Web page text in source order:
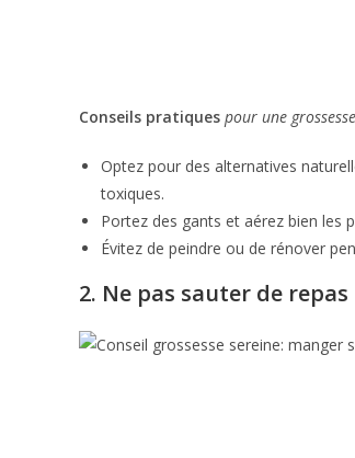
Conseils pratiques pour une
Optez pour des alternatives
toxiques.
Portez des gants et aérez bien les
Évitez de peindre ou de rénover
2. Ne pas sauter de repas